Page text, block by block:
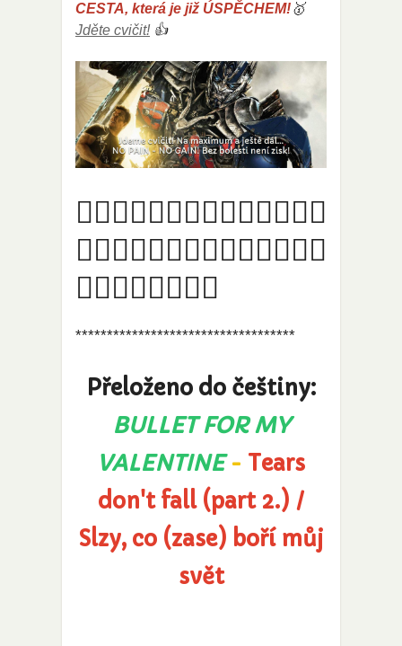
CESTA, která je již ÚSPĚCHEM!🥇
Jděte cvičit!👍
🏋️‍♀️🏋️‍♀️🏋️‍♀️🏋️‍♀️🏋️‍♀️🏋️‍♀️🏋️‍♀️
🏋️‍♀️🏋️‍♀️🏋️‍♀️🏋️‍♀️🏋️‍♀️🏋️‍♀️🏋️‍♀️
🏋️‍♀️🏋️‍♀️🏋️‍♀️🏋️‍♀️
***********************************
Přeloženo do češtiny:
BULLET FOR MY
VALENTINE - Tears
don't fall (part 2.) /
Slzy, co (zase) boří můj
svět